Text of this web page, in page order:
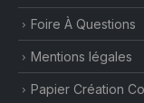
Foire À Questions
Mentions légales
Papier Création